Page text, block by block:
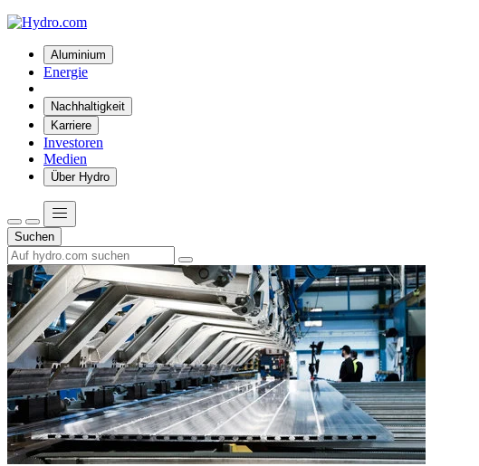
Aluminium
Energie
Nachhaltigkeit
Karriere
Investoren
Medien
Über Hydro
Suchen